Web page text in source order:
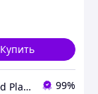
Купить
💙💛 Good Place 99%